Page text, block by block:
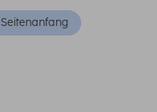
Seitenanfang